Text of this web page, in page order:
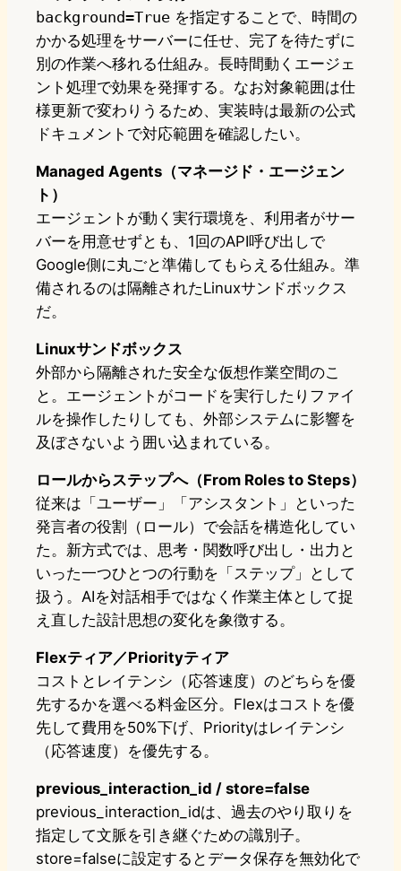
background=True を指定することで、時間の
かかる処理をサーバーに任せ、完了を待たずに
別の作業へ移れる仕組み。長時間動くエージェ
ント処理で効果を発揮する。なお対象範囲は仕
様更新で変わりうるため、実装時は最新の公式
ドキュメントで対応範囲を確認したい。
Managed Agents（マネージド・エージェン
ト）
エージェントが動く実行環境を、利用者がサー
バーを用意せずとも、1回のAPI呼び出しで
Google側に丸ごと準備してもらえる仕組み。準
備されるのは隔離されたLinuxサンドボックス
だ。
Linuxサンドボックス
外部から隔離された安全な仮想作業空間のこ
と。エージェントがコードを実行したりファイ
ルを操作したりしても、外部システムに影響を
及ぼさないよう囲い込まれている。
ロールからステップへ（From Roles to Steps）
従来は「ユーザー」「アシスタント」といった
発言者の役割（ロール）で会話を構造化してい
た。新方式では、思考・関数呼び出し・出力と
いった一つひとつの行動を「ステップ」として
扱う。AIを対話相手ではなく作業主体として捉
え直した設計思想の変化を象徴する。
Flexティア／Priorityティア
コストとレイテンシ（応答速度）のどちらを優
先するかを選べる料金区分。Flexはコストを優
先して費用を50%下げ、Priorityはレイテンシ
（応答速度）を優先する。
previous_interaction_id / store=false
previous_interaction_idは、過去のやり取りを
指定して文脈を引き継ぐための識別子。
store=falseに設定するとデータ保存を無効化で